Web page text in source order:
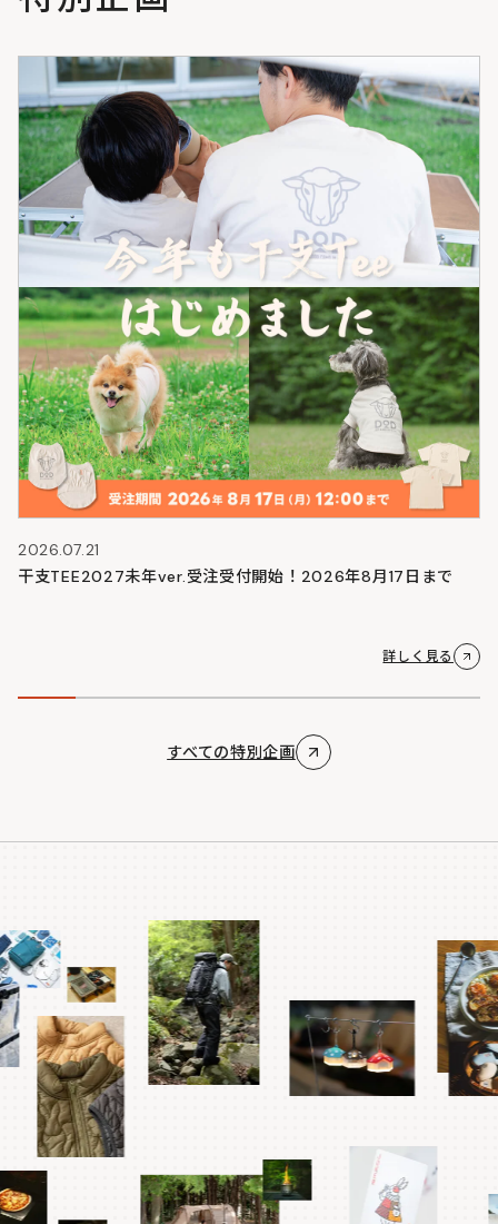
2026.07.21
干支TEE2027未年ver.受注受付開始！2026年8月17日まで
詳しく見る
すべての特別企画